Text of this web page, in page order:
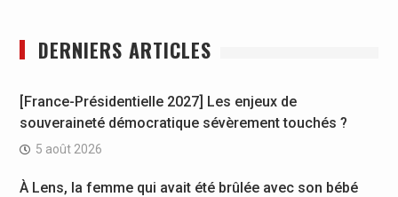
DERNIERS ARTICLES
[France-Présidentielle 2027] Les enjeux de
souveraineté démocratique sévèrement touchés ?
5 août 2026
À Lens, la femme qui avait été brûlée avec son bébé